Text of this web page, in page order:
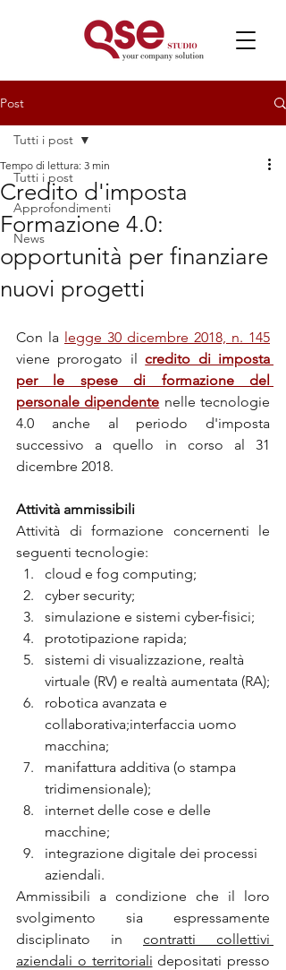
Post
Tutti i post
Approfondimenti
News
Tutti i post
Credito d'imposta
Formazione 4.0:
opportunità per finanziare
nuovi progetti
Tempo di lettura: 3 min
Con la legge 30 dicembre 2018, n. 145
viene prorogato il credito di imposta
per le spese di formazione del
personale dipendente nelle tecnologie
4.0 anche al periodo d'imposta
successivo a quello in corso al 31
dicembre 2018.
Attività ammissibili
Attività di formazione concernenti le
seguenti tecnologie:
cloud e fog computing;
cyber security;
simulazione e sistemi cyber-fisici;
prototipazione rapida;
sistemi di visualizzazione, realtà
virtuale (RV) e realtà aumentata (RA);
robotica avanzata e
collaborativa;interfaccia uomo
macchina;
manifattura additiva (o stampa
tridimensionale);
internet delle cose e delle
macchine;
integrazione digitale dei processi
aziendali.
Ammissibili a condizione che il loro
svolgimento sia espressamente
disciplinato in contratti collettivi
aziendali o territoriali depositati presso